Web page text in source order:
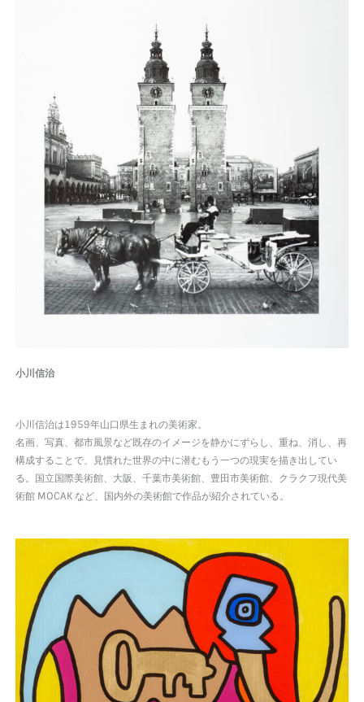
小川信治
小川信治は1959年山口県生まれの美術家。
名画、写真、都市風景など既存のイメージを静かにずらし、重ね、消し、再
構成することで、見慣れた世界の中に潜むもう一つの現実を描き出してい
る。国立国際美術館、大阪、千葉市美術館、豊田市美術館、クラクフ現代美
術館 MOCAK など、国内外の美術館で作品が紹介されている。